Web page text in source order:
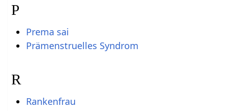
P
Prema sai
Prämenstruelles Syndrom
R
Rankenfrau